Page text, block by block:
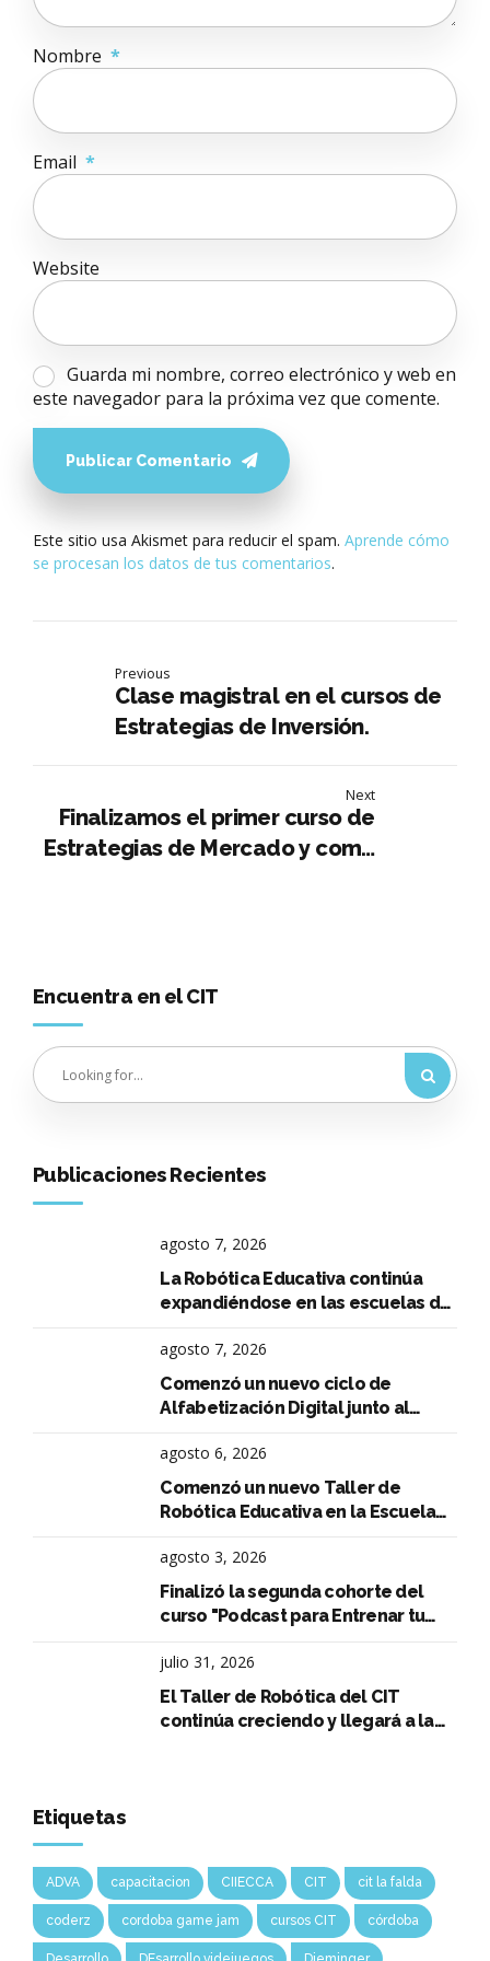
Nombre *
Email *
Website
Guarda mi nombre, correo electrónico y web en
este navegador para la próxima vez que comente.
Publicar Comentario
Este sitio usa Akismet para reducir el spam. Aprende cómo
se procesan los datos de tus comentarios.
Previous
Clase magistral en el cursos de
Estrategias de Inversión.
Next
Finalizamos el primer curso de
Estrategias de Mercado y como
Encuentra en el CIT
Publicaciones Recientes
agosto 7, 2026
La Robótica Educativa continúa
expandiéndose en las escuelas de
agosto 7, 2026
Comenzó un nuevo ciclo de
Alfabetización Digital junto al
agosto 6, 2026
Comenzó un nuevo Taller de
Robótica Educativa en la Escuela
agosto 3, 2026
Finalizó la segunda cohorte del
curso "Podcast para Entrenar tu
julio 31, 2026
El Taller de Robótica del CIT
continúa creciendo y llegará a la
Etiquetas
ADVA capacitacion CIIECCA CIT cit la falda
coderz cordoba game jam cursos CIT córdoba